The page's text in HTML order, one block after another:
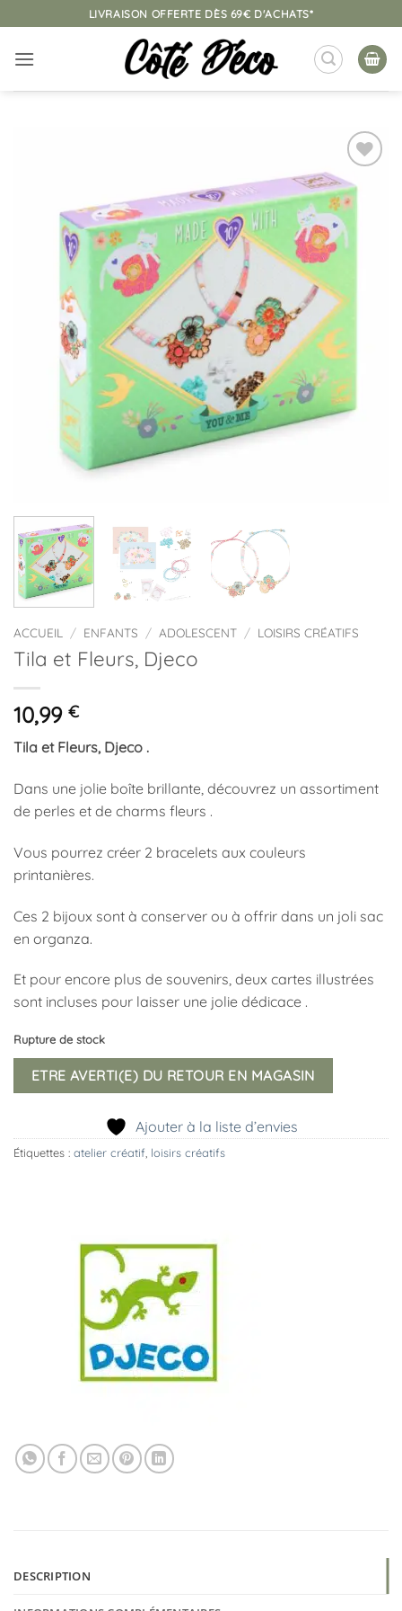
au
contenu
LIVRAISON OFFERTE DÈS 69€ D'ACHATS*
Ajouter
à la
liste
d’envies
ACCUEIL / ENFANTS / ADOLESCENT / LOISIRS CRÉATIFS
Tila et Fleurs, Djeco
10,99 €
Tila et Fleurs, Djeco .
Dans une jolie boîte brillante, découvrez un assortiment
de perles et de charms fleurs .
Vous pourrez créer 2 bracelets aux couleurs
printanières.
Ces 2 bijoux sont à conserver ou à offrir dans un joli sac
en organza.
Et pour encore plus de souvenirs, deux cartes illustrées
sont incluses pour laisser une jolie dédicace .
Rupture de stock
ETRE AVERTI(E) DU RETOUR EN MAGASIN
Ajouter à la liste d’envies
Étiquettes : atelier créatif, loisirs créatifs
DESCRIPTION